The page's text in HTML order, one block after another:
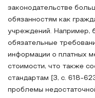
законодательстве
обязанностям как
учреждений. Например,
обязательные
информации о платных
стоимости, что также
стандартам [3, с. 618-
проблемы